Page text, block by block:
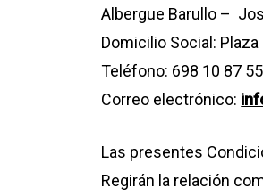
Albergue Barullo –
Domicilio Social: Plaza
Teléfono: 698 10 87 55
Correo electrónico:
Las presentes
Regirán la relación